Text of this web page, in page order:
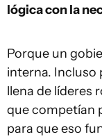
lógica con la
Porque un
interna. Incluso
llena de líderes
que competían
para que eso